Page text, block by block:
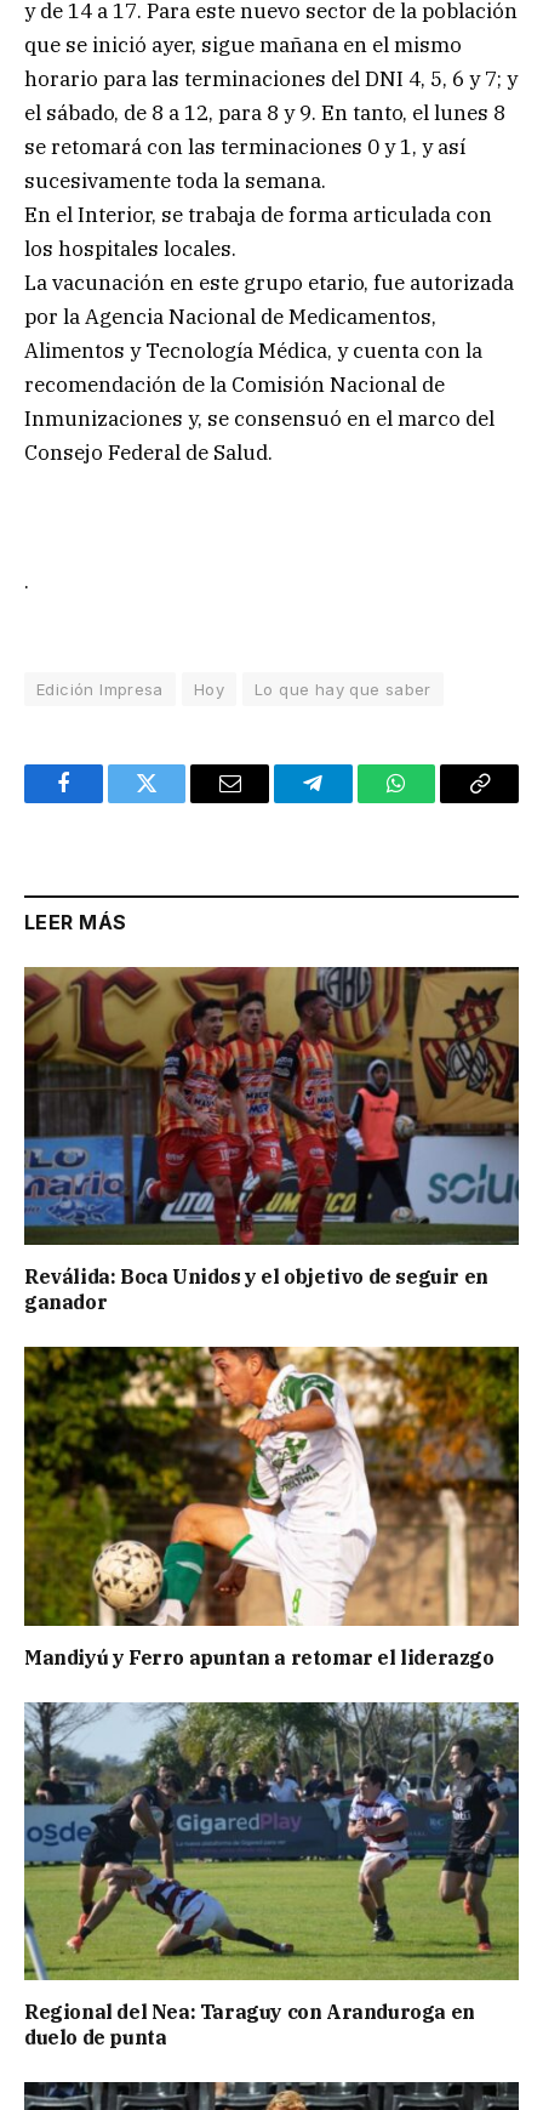
y de 14 a 17. Para este nuevo sector de la población
que se inició ayer, sigue mañana en el mismo
horario para las terminaciones del DNI 4, 5, 6 y 7; y
el sábado, de 8 a 12, para 8 y 9. En tanto, el lunes 8
se retomará con las terminaciones 0 y 1, y así
sucesivamente toda la semana.
En el Interior, se trabaja de forma articulada con
los hospitales locales.
La vacunación en este grupo etario, fue autorizada
por la Agencia Nacional de Medicamentos,
Alimentos y Tecnología Médica, y cuenta con la
recomendación de la Comisión Nacional de
Inmunizaciones y, se consensuó en el marco del
Consejo Federal de Salud.
.
Edición Impresa Hoy Lo que hay que saber
FacebookTwitter Email TelegramWhatsAppCopy
LEER MÁS
Reválida: Boca Unidos y el objetivo de seguir en
ganador
Mandiyú y Ferro apuntan a retomar el liderazgo
Regional del Nea: Taraguy con Aranduroga en
duelo de punta